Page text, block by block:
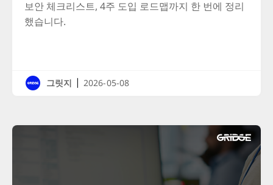
보안 체크리스트, 4주 도입 로드맵까지 한 번에 정리
했습니다.
그릿지 | 2026-05-08